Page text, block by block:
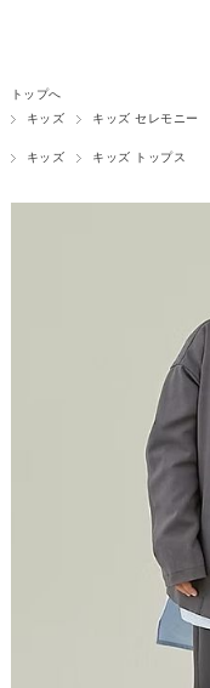
トップへ
キッズ
キッズ セレモニー
キッズ キッズ トップス